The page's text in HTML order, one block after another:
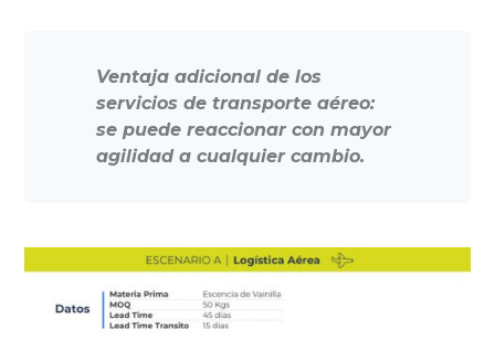
Ventaja adicional de los
servicios de transporte aéreo:
se puede reaccionar con mayor
agilidad a cualquier cambio.